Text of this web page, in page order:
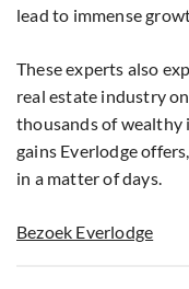
lead to immense
These experts also
real estate industry
thousands of wealthy
gains Everlodge
in a matter of days.
Bezoek Everlodge